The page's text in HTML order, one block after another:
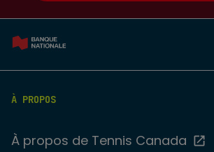
À PROPOS
À propos de Tennis Canada